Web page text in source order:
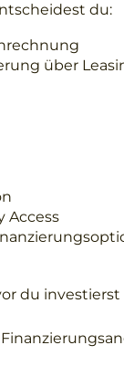
du:
über
Access
du investierst